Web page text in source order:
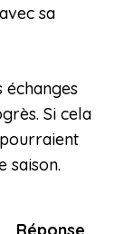
sa
Si cela
saison.